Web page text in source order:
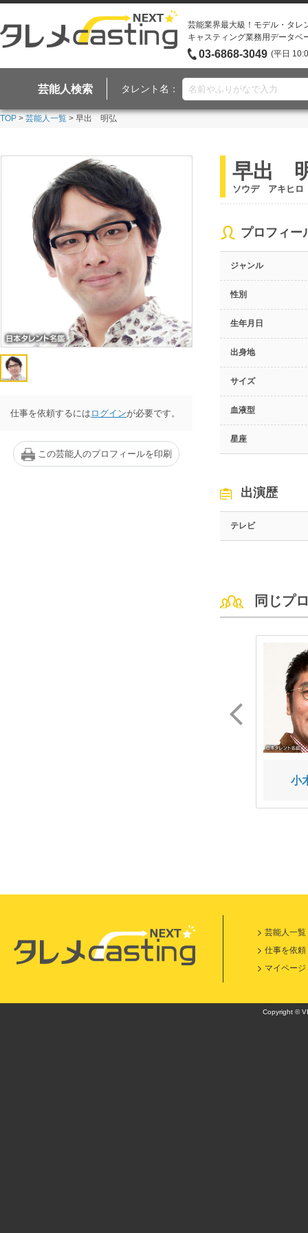
芸能業界最大級！モデル・タレ
キャスティング業務用データベ
03-6868-3049 (平日
芸能人検索 タレント名：
TOP > 芸能人一覧 > 早出 明弘
仕事を依頼するには ログインが必要です。
この芸能人のプロフィールを印刷
早出
ソウデ アキヒロ
プロフィー
ジャンル
性別
生年月日
出身地
サイズ
血液型
星座
出演歴
テレビ
同じプ
小
芸能人一覧
仕事を依頼
マイページ
Copyright ©